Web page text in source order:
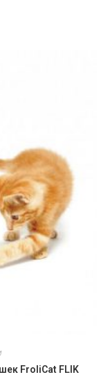
FroliCat FLIK